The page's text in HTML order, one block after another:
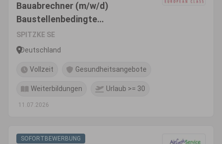
Bauabrechner (m/w/d)
Baustellenbedingte
Reisetätigkeit
SPITZKE SE
Deutschland
Vollzeit Gesundheitsangebote
Weiterbildungen Urlaub >= 30
11.07.2026
SOFORTBEWERBUNG